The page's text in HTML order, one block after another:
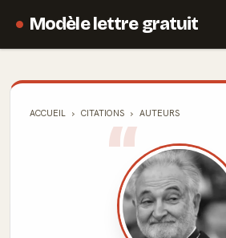
Modèle lettre gratuit
ACCUEIL CITATIONS AUTEURS